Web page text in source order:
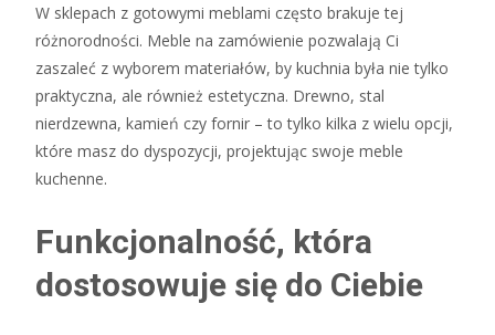
W sklepach z gotowymi meblami często brakuje tej
różnorodności. Meble na zamówienie pozwalają Ci
zaszaleć z wyborem materiałów, by kuchnia była nie tylko
praktyczna, ale również estetyczna. Drewno, stal
nierdzewna, kamień czy fornir – to tylko kilka z wielu opcji,
które masz do dyspozycji, projektując swoje meble
kuchenne.
Funkcjonalność, która
dostosowuje się do Ciebie